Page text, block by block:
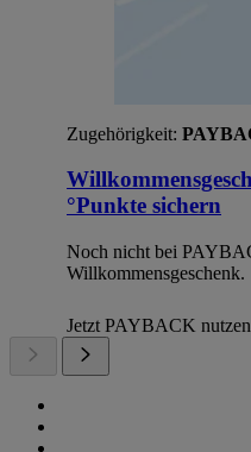
Zugehörigkeit:
°Punkte sichern
Noch nicht bei
Willkommensgeschenk.
Jetzt PAYBACK nutzen